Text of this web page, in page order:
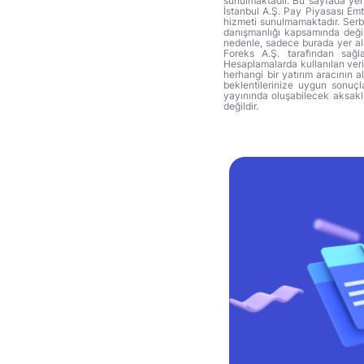
İstanbul A.Ş. Pay Piyasası
hizmeti sunulmamaktadır.
danışmanlığı kapsamında
nedenle, sadece burada yer
Foreks A.Ş. tarafından
Hesaplamalarda kullanılan
herhangi bir yatırım aracının
beklentilerinize uygun
yayınında oluşabilecek
değildir.